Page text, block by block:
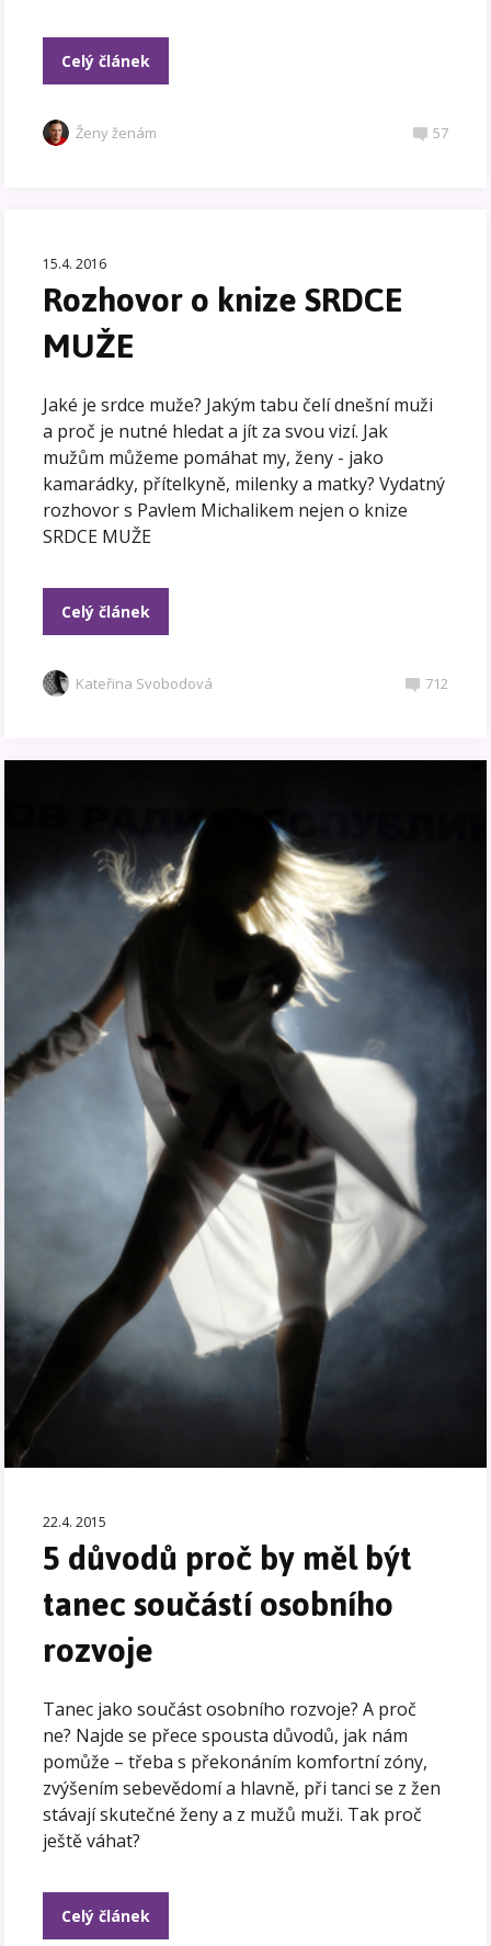
Celý článek
Ženy ženám 57
15.4. 2016
Rozhovor o knize SRDCE
MUŽE
Jaké je srdce muže? Jakým tabu čelí dnešní muži
a proč je nutné hledat a jít za svou vizí. Jak
mužům můžeme pomáhat my, ženy - jako
kamarádky, přítelkyně, milenky a matky? Vydatný
rozhovor s Pavlem Michalikem nejen o knize
SRDCE MUŽE
Celý článek
Kateřina Svobodová 712
22.4. 2015
5 důvodů proč by měl být
tanec součástí osobního
rozvoje
Tanec jako součást osobního rozvoje? A proč
ne? Najde se přece spousta důvodů, jak nám
pomůže – třeba s překonáním komfortní zóny,
zvýšením sebevědomí a hlavně, při tanci se z žen
stávají skutečné ženy a z mužů muži. Tak proč
ještě váhat?
Celý článek